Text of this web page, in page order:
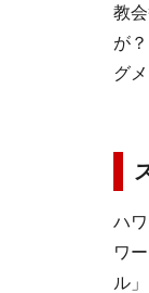
教
が
グ
ハ
ワ
ル」